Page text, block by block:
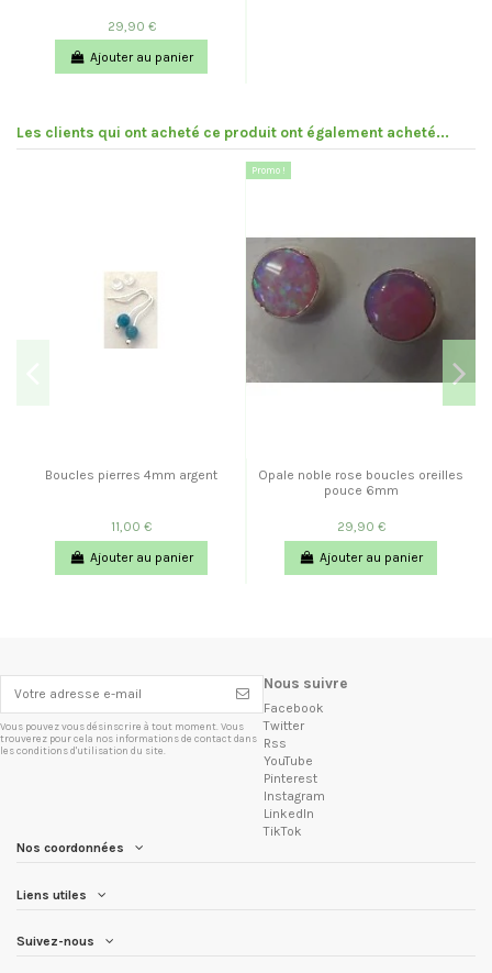
29,90 €
Ajouter au panier
Les clients qui ont acheté ce produit ont également acheté...
Boucles pierres 4mm argent
11,00 €
Ajouter au panier
Promo !
Opale noble rose boucles oreilles
pouce 6mm
29,90 €
Ajouter au panier
Vous pouvez vous désinscrire à tout moment. Vous
trouverez pour cela nos informations de contact dans
les conditions d'utilisation du site.
Nous suivre
Facebook
Twitter
Rss
YouTube
Pinterest
Instagram
LinkedIn
TikTok
Nos coordonnées
Liens utiles
Suivez-nous